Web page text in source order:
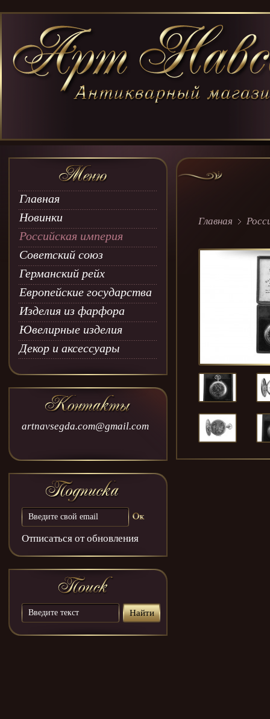
Главная
Новинки
Российская империя
Советский союз
Германский рейх
Европейские государства
Изделия из фарфора
Ювелирные изделия
Декор и аксессуары
artnavsegda.com@gmail.com
Отписаться от обновления
Главная